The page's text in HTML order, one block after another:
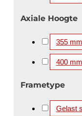
Axiale Hoogte
355 mm
400 mm
Frametype
Gelast